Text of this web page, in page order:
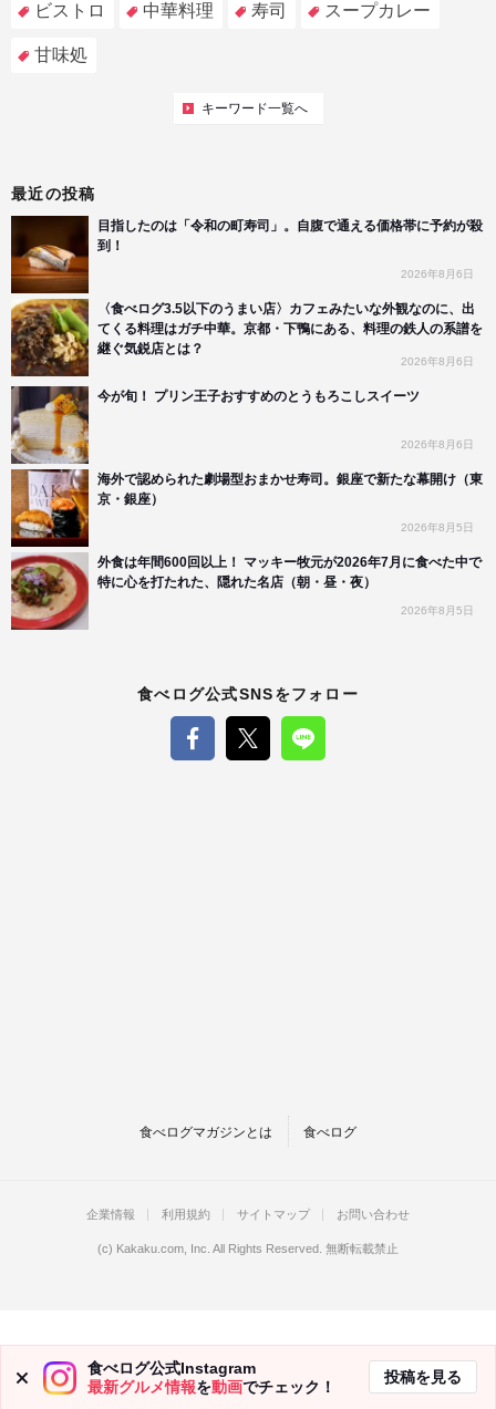
ビストロ 中華料理 寿司 スープカレー
甘味処
キーワード一覧へ
最近の投稿
目指したのは「令和の町寿司」。自腹で通える価格帯に予約が殺
到！
2026年8月6日
〈食べログ3.5以下のうまい店〉カフェみたいな外観なのに、出
てくる料理はガチ中華。京都・下鴨にある、料理の鉄人の系譜を
継ぐ気鋭店とは？
2026年8月6日
今が旬！ プリン王子おすすめのとうもろこしスイーツ
2026年8月6日
海外で認められた劇場型おまかせ寿司。銀座で新たな幕開け（東
京・銀座）
2026年8月5日
外食は年間600回以上！ マッキー牧元が2026年7月に食べた中で
特に心を打たれた、隠れた名店（朝・昼・夜）
2026年8月5日
食べログ公式SNSをフォロー
食べログマガジンとは 食べログ
食べログ公式Instagram
最新グルメ情報を動画でチェック！
投稿を見る
企業情報 利用規約 サイトマップ お問い合わせ
(c) Kakaku.com, Inc. All Rights Reserved. 無断転載禁止